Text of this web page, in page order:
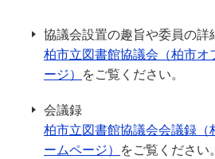
協議会設置の趣旨や委員の詳
柏市立図書館協議会（柏市
ージ） をご覧ください。
会議録
柏市立図書館協議会会議録（
ームページ） をご覧ください。